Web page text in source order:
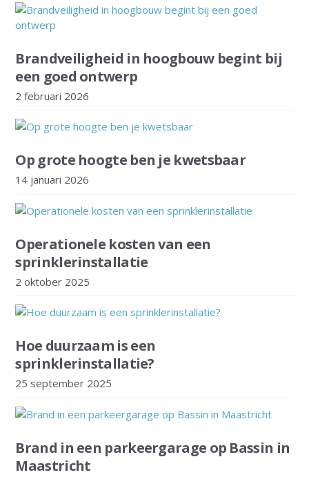
Brandveiligheid in hoogbouw begint bij
een goed ontwerp
2 februari 2026
Op grote hoogte ben je kwetsbaar
14 januari 2026
Operationele kosten van een
sprinklerinstallatie
2 oktober 2025
Hoe duurzaam is een
sprinklerinstallatie?
25 september 2025
Brand in een parkeergarage op Bassin in
Maastricht